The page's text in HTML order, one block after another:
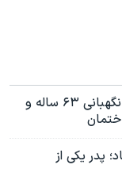
چرخه بی‌پایان مرگ کارگران در ایران؛ سوختن نگهبانی ۶۳ ساله و
پدر یکی از